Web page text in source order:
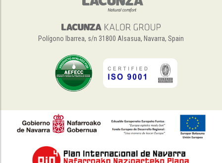
Polígono Ibarrea, s/n 31800 Alsasua, Navarra, Spain